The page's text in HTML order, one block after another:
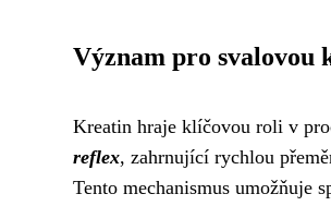
Význam pro svalovou
Kreatin hraje klíčovou roli v
reflex, zahrnující rychlou
Tento mechanismus umožňuje